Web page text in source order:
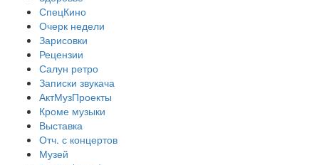
СпецКино
Очерк недели
Зарисовки
Рецензии
Салун ретро
Записки звукача
АктМузПроекты
Кроме музыки
Выставка
Отч. с концертов
Музей